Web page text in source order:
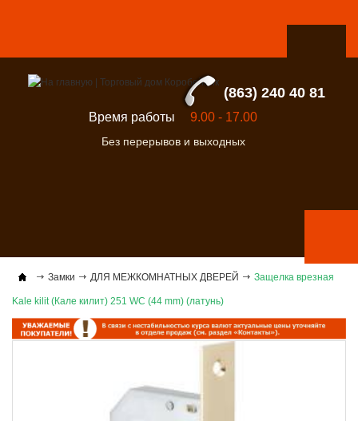
(863) 240 40 81
Время работы 9.00 - 17.00
Без перерывов и выходных
Замки ДЛЯ МЕЖКОМНАТНЫХ ДВЕРЕЙ Защелка врезная
Kale kilit (Кале килит) 251 WC (44 mm) (латунь)